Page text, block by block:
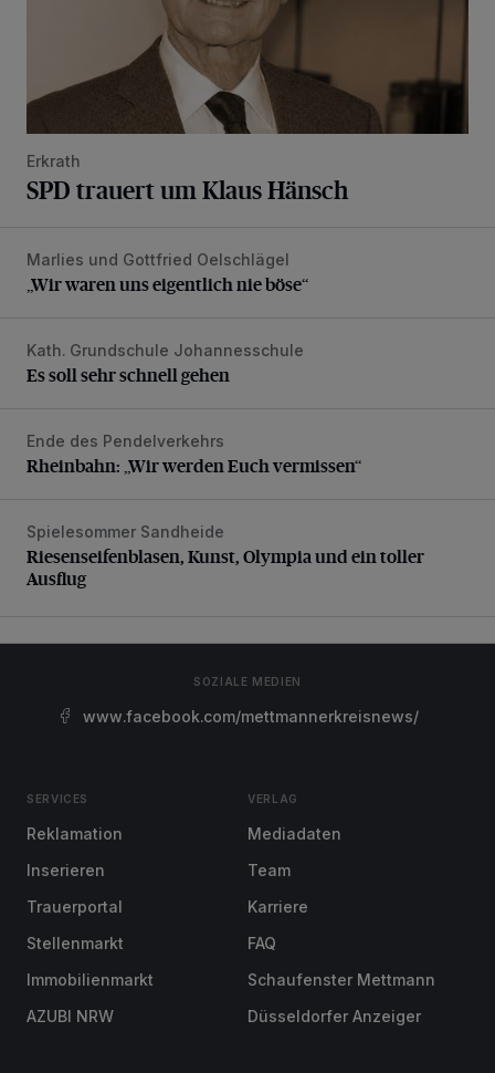
Erkrath
SPD trauert um Klaus Hänsch
„Wir waren uns eigentlich nie böse“
Marlies und Gottfried Oelschlägel
„Wir waren uns eigentlich nie böse“
Es soll sehr schnell gehen
Kath. Grundschule Johannesschule
Es soll sehr schnell gehen
Rheinbahn: „Wir werden Euch vermissen“
Ende des Pendelverkehrs
Rheinbahn: „Wir werden Euch vermissen“
Riesenseifenblasen, Kunst, Olympia und ein toller Ausflug
Spielesommer Sandheide
Riesenseifenblasen, Kunst, Olympia und ein toller
Ausflug
SOZIALE MEDIEN
www.facebook.com/mettmannerkreisnews/
SERVICES
Reklamation
Inserieren
Trauerportal
Stellenmarkt
Immobilienmarkt
AZUBI NRW
VERLAG
Mediadaten
Team
Karriere
FAQ
Schaufenster Mettmann
Düsseldorfer Anzeiger